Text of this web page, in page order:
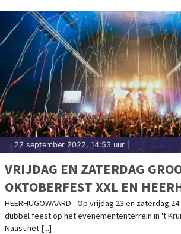
22 september 2022, 14:53 uur
VRIJDAG EN ZATERDAG
OKTOBERFEST XXL EN
LIVE MET O.A. TINO MARTIN
EVERS BAND. KOOP SNEL
HEERHUGOWAARD - Op vrijdag 23 en zaterdag
dubbel feest op het evenemententerrein in 't
Naast het [...]